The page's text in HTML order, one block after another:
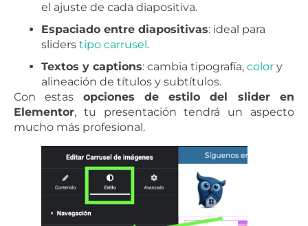
el ajuste de cada diapositiva.
Espaciado entre diapositivas: ideal para
sliders tipo carrusel .
Textos y captions: cambia tipografía, color y
alineación de títulos y subtítulos.
Con estas opciones de estilo del slider en
Elementor, tu presentación tendrá un aspecto
mucho más profesional.